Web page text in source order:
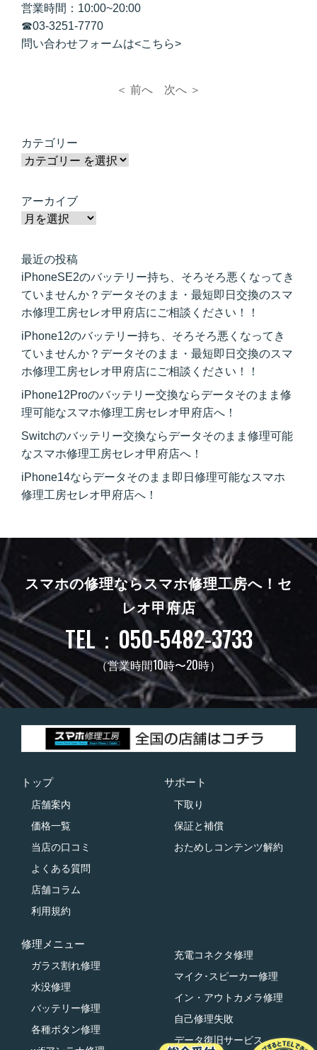
営業時間：10:00~20:00
☎03-3251-7770
問い合わせフォームは<こちら>
＜ 前へ 次へ ＞
カテゴリー
アーカイブ
最近の投稿
iPhoneSE2のバッテリー持ち、そろそろ悪くなってき
ていませんか？データそのまま・最短即日交換のスマ
ホ修理工房セレオ甲府店にご相談ください！！
iPhone12のバッテリー持ち、そろそろ悪くなってき
ていませんか？データそのまま・最短即日交換のスマ
ホ修理工房セレオ甲府店にご相談ください！！
iPhone12Proのバッテリー交換ならデータそのまま修
理可能なスマホ修理工房セレオ甲府店へ！
Switchのバッテリー交換ならデータそのまま修理可能
なスマホ修理工房セレオ甲府店へ！
iPhone14ならデータそのまま即日修理可能なスマホ
修理工房セレオ甲府店へ！
スマホの修理ならスマホ修理工房へ！ セ
レオ甲府店
TEL：050-5482-3733
（営業時間10時〜20時）
トップ
店舗案内
価格一覧
当店の口コミ
よくある質問
店舗コラム
利用規約
サポート
下取り
保証と補償
おためしコンテンツ解約
修理メニュー
ガラス割れ修理
水没修理
バッテリー修理
各種ボタン修理
充電コネクタ修理
マイク･スピーカー修理
イン・アウトカメラ修理
自己修理失敗
データ復旧サービス